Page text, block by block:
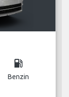
local_gas_station
Benzin